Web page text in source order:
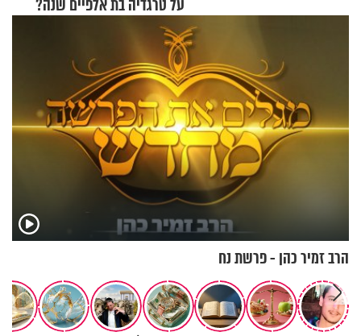
על טרגדיה בת אלפיים שנה?
הרב זמיר כהן - פרשת נח